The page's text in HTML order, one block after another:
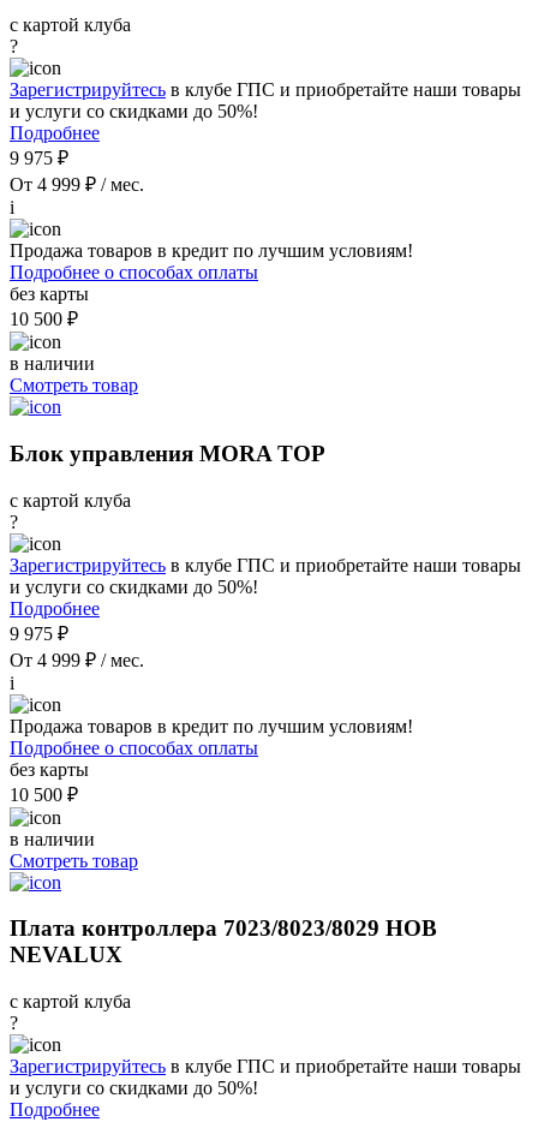
с картой клуба
?
Зарегистрируйтесь в клубе ГПС и приобретайте наши товары
и услуги со скидками до 50%!
Подробнее
9 975 ₽
От 4 999 ₽ / мес.
i
Продажа товаров в кредит по лучшим условиям!
Подробнее о способах оплаты
без карты
10 500 ₽
в наличии
Смотреть товар
Блок управления MORA TOP
с картой клуба
?
Зарегистрируйтесь в клубе ГПС и приобретайте наши товары
и услуги со скидками до 50%!
Подробнее
9 975 ₽
От 4 999 ₽ / мес.
i
Продажа товаров в кредит по лучшим условиям!
Подробнее о способах оплаты
без карты
10 500 ₽
в наличии
Смотреть товар
Плата контроллера 7023/8023/8029 НОВ
NEVALUX
с картой клуба
?
Зарегистрируйтесь в клубе ГПС и приобретайте наши товары
и услуги со скидками до 50%!
Подробнее